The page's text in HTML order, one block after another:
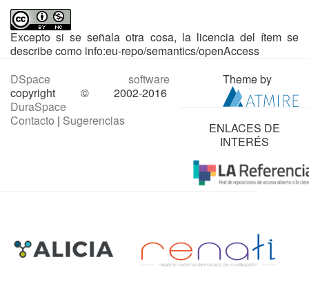
Excepto si se señala otra cosa, la licencia del ítem se
describe como info:eu-repo/semantics/openAccess
DSpace software
copyright © 2002-2016
DuraSpace
Contacto | Sugerencias
Theme by
ENLACES DE
INTERÉS